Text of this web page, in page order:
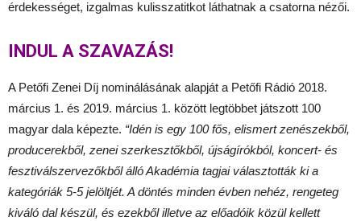
érdekességet, izgalmas kulisszatitkot láthatnak a csatorna nézői.
INDUL A SZAVAZÁS!
A Petőfi Zenei Díj nominálásának alapját a Petőfi Rádió 2018.
március 1. és 2019. március 1. között legtöbbet játszott 100
magyar dala képezte. “Idén is egy 100 fős, elismert zenészekből,
producerekből, zenei szerkesztőkből, újságírókból, koncert- és
fesztiválszervezőkből álló Akadémia tagjai választották ki a
kategóriák 5-5 jelöltjét. A döntés minden évben nehéz, rengeteg
kiváló dal készül, és ezekből illetve az előadóik közül kellett